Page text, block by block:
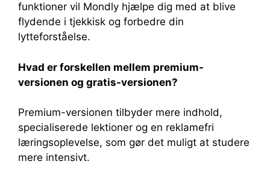
funktioner vil Mondly hjælpe dig med at blive
flydende i tjekkisk og forbedre din
lytteforståelse.
Hvad er forskellen mellem premium-
versionen og gratis-versionen?
Premium-versionen tilbyder mere indhold,
specialiserede lektioner og en reklamefri
læringsoplevelse, som gør det muligt at studere
mere intensivt.